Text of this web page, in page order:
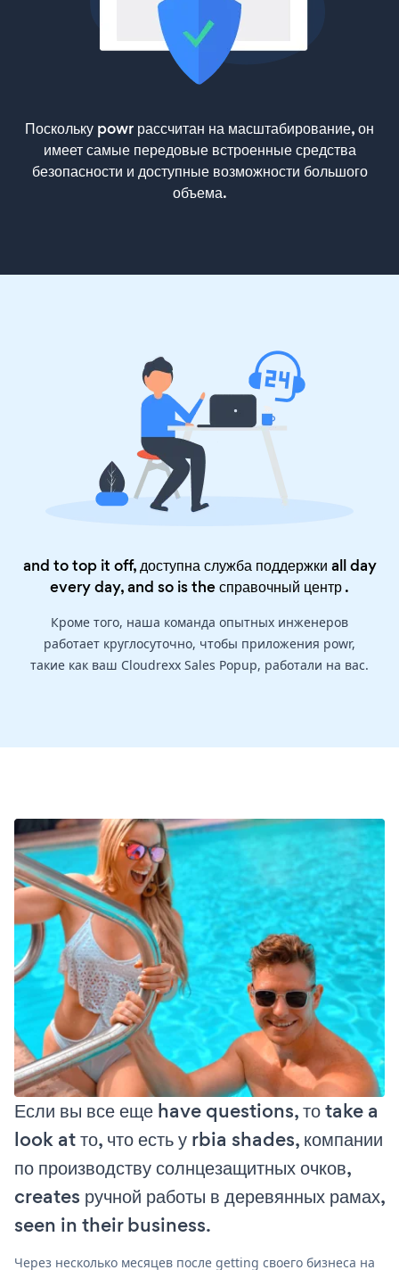
Поскольку powr рассчитан на масштабирование, он
имеет самые передовые встроенные средства
безопасности и доступные возможности большого
объема.
and to top it off, доступна служба поддержки all day
every day, and so is theсправочный центр.
Кроме того, наша команда опытных инженеров
работает круглосуточно, чтобы приложения powr,
такие как ваш Cloudrexx Sales Popup, работали на вас.
Если вы все еще have questions, то take a
look at то, что есть у rbia shades, компании
по производству солнцезащитных очков,
creates ручной работы в деревянных рамах,
seen in their business.
Через несколько месяцев после getting своего бизнеса на